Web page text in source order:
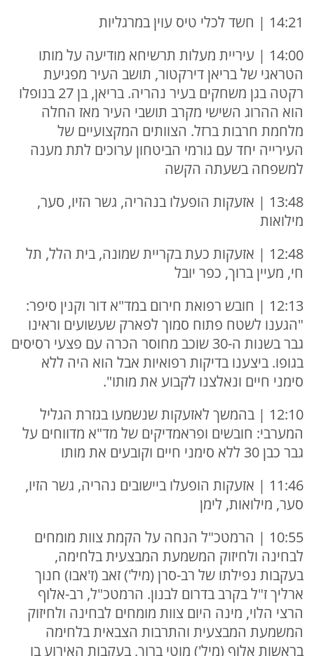
14:21 | חשד לכלי טיס עוין במרגליות
14:00 | עיריית מעלות תרשיחא מודיעה על מותו
הטראגי של בריאן דירקטור, תושב העיר מפגיעת
רקטה בגן משחקים בעיר נהריה. בריאן, בן 27 בנופלו
הוא ההרוג השישי מקרב תושבי העיר מאז החלה
מלחמת חרבות ברזל. הצוותים המקצועיים של
העירייה יחד עם גורמי הביטחון ערוכים לתת מענה
למשפחה בשעתה הקשה
13:48 | אזעקות הופעלו בנהריה, גשר הזיו, סער,
מילואות
12:48 | אזעקות כעת בקריית שמונה, בית הלל, תל
חי, מעיין ברוך, כפר יובל
12:13 | חובש רפואת חירום במד"א דור וקנין סיפר:
"הגענו לשטח פתוח סמוך לפארק שעשועים וראינו
גבר בשנות ה-30 שוכב מחוסר הכרה עם פצעי רסיסים
בגופו. ביצענו בדיקות רפואיות אבל הוא היה ללא
סימני חיים ונאלצנו לקבוע את מותו".
12:10 | בהמשך לאזעקות שנשמעו בגזרת הגליל
המערבי: חובשים ופראמדיקים של מד"א מדווחים על
גבר כבן 30 ללא סימני חיים וקובעים את מותו
11:46 | אזעקות הופעלו ביישובים נהריה, גשר הזיו,
סער, מילואות, לימן
10:55 | הרמטכ"ל הנחה על הקמת צוות מומחים
לבחינה ולחיזוק המשמעת המבצעית בלחימה,
בעקבות נפילתו של רב-סרן (מיל') זאב (ז'אבו) חנוך
ארליך ז"ל בקרב בדרום לבנון. הרמטכ"ל, רב-אלוף
הרצי הלוי, מינה היום צוות מומחים לבחינה ולחיזוק
המשמעת המבצעית והתרבות הצבאית בלחימה
בראשות אלוף (מיל') מוטי ברוך, בעקבות האירוע בו